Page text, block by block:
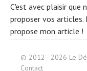
C'est avec plaisir que
proposer vos articles.
propose mon article !
© 2012 - 2026 Le
Contact
or: